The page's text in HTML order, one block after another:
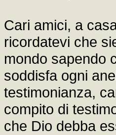
Cari amici, a
ricordatevi che
mondo sapendo
soddisfa ogni
testimonianza,
compito di
che Dio debba